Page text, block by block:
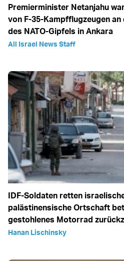
Premierminister Netanjahu
von F-35-Kampfflugzeugen
des NATO-Gipfels in Ankara
All Israel News Staff
IDF-Soldaten retten
palästinensische Ortschaft
gestohlenes Motorrad
Hanan Lischinsky